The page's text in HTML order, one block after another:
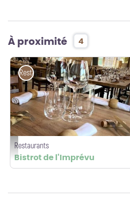
À proximité 4
Bistrot de l'Imprévu_© FB - Bistrot de l'Imprévu
Restaurants
Restaurants
Bistrot de l'Imprévu